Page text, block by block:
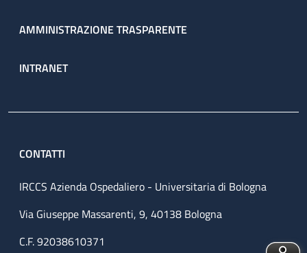
AMMINISTRAZIONE TRASPARENTE
INTRANET
CONTATTI
IRCCS Azienda Ospedaliero - Universitaria di Bologna
Via Giuseppe Massarenti, 9, 40138 Bologna
C.F. 92038610371